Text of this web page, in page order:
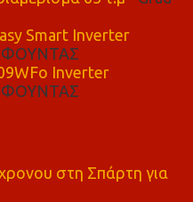
Smart Inverter
ΦΟΥΝΤΑΣ
Inverter
ΦΟΥΝΤΑΣ
στη Σπάρτη για